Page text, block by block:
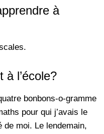
à
à l’école?
bonbons-o-gramme
pour qui j’avais le
de moi. Le lendemain,